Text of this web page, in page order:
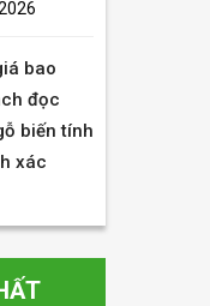
bao
đọc
biến tính
xác